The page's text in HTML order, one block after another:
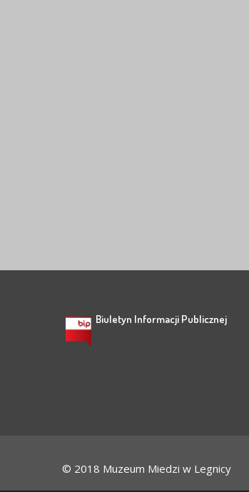
Biuletyn Informacji Publicznej
© 2018 Muzeum Miedzi w Legnicy